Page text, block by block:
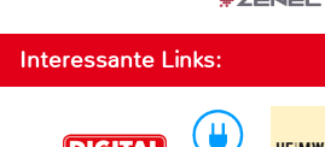
Interessante Links: